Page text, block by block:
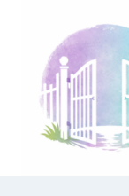
springen